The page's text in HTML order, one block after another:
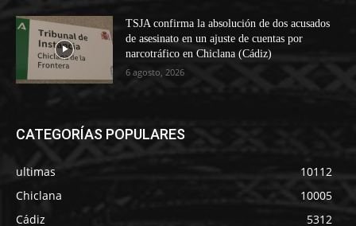
TSJA confirma la absolución de dos acusados
de asesinato en un ajuste de cuentas por
narcotráfico en Chiclana (Cádiz)
6 agosto, 2026
CATEGORÍAS POPULARES
ultimas
10112
Chiclana
10005
Cádiz
5312